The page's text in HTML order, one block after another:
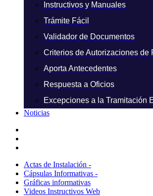
Instructivos y Manuales
Trámite Fácil
Validador de Documentos
Criterios de Autorizaciones de
Aporta Antecedentes
Respuesta a Oficios
Excepciones a la Tramitación
Noticias
Actas de Instalación -
Cápsulas Informativas -
Gráficas informativas
Videos Instructivos Web